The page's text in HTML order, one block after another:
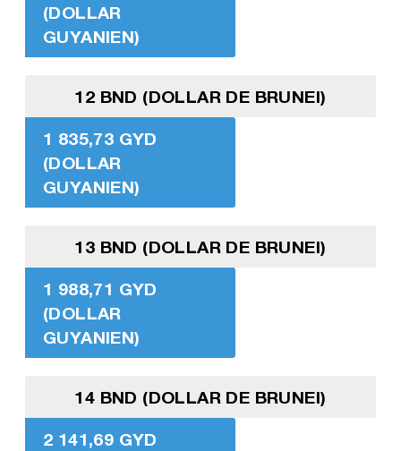
(DOLLAR
GUYANIEN)
12 BND (DOLLAR DE BRUNEI)
1 835,73 GYD
(DOLLAR
GUYANIEN)
13 BND (DOLLAR DE BRUNEI)
1 988,71 GYD
(DOLLAR
GUYANIEN)
14 BND (DOLLAR DE BRUNEI)
2 141,69 GYD